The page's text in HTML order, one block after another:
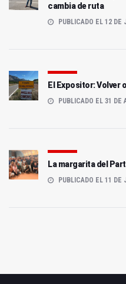
cambia de ruta
PUBLICADO EL 12 DE
El Expositor: Volver
PUBLICADO EL 31 DE
La margarita del
PUBLICADO EL 11 DE